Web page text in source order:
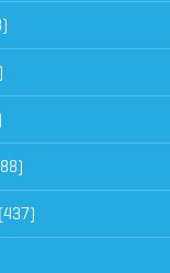
(437)